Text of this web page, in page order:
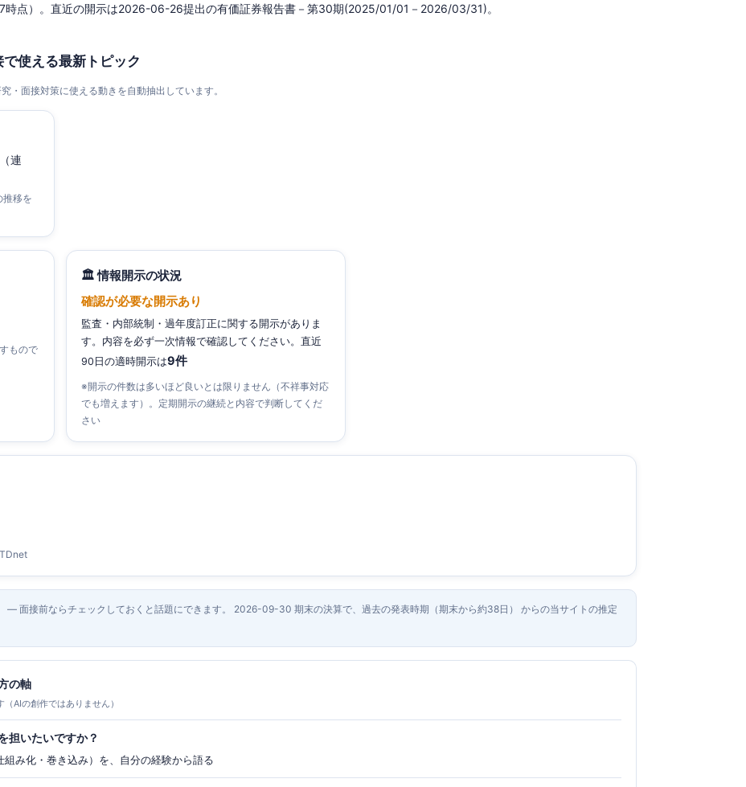
点）。直近の開示は2026-06-26提出の有価証券報告書－第30期(2025/01/01－2026/03/31)。
使える最新トピック
・面接対策に使える動きを自動抽出しています。
連
移を
もので
🏛 情報開示の状況
確認が必要な開示あり
監査・内部統制・過年度訂正に関する開示がありま
す。内容を必ず一次情報で確認してください。直近
90日の適時開示は9件
※開示の件数は多いほど良いとは限りません（不祥事対応
でも増えます）。定期開示の継続と内容で判断してくだ
さい
— 面接前ならチェックしておくと話題にできます。 2026-09-30 期末の決算で、過去の発表時期（期末から約38日） からの当サイトの推定
の軸
AIの創作ではありません）
担いたいですか？
み化・巻き込み）を、自分の経験から語る